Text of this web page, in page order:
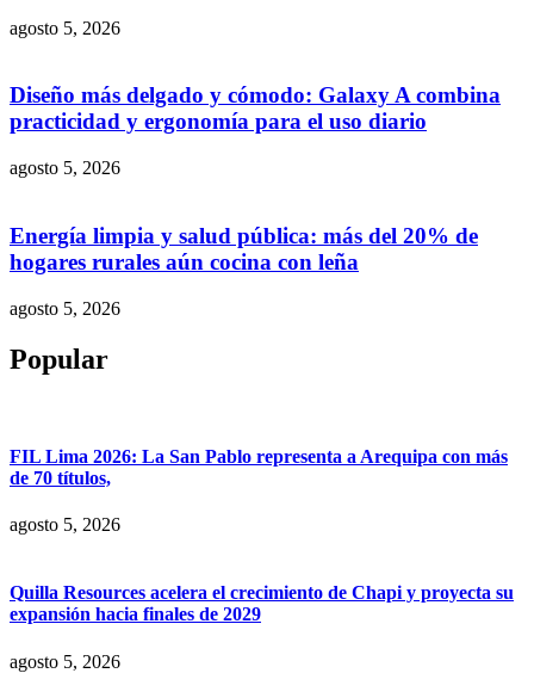
agosto 5, 2026
Diseño más delgado y cómodo: Galaxy A combina
practicidad y ergonomía para el uso diario
agosto 5, 2026
Energía limpia y salud pública: más del 20% de
hogares rurales aún cocina con leña
agosto 5, 2026
Popular
FIL Lima 2026: La San Pablo representa a Arequipa con más
de 70 títulos,
agosto 5, 2026
Quilla Resources acelera el crecimiento de Chapi y proyecta su
expansión hacia finales de 2029
agosto 5, 2026